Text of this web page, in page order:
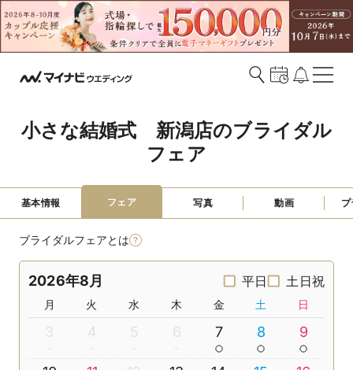
小さな結婚式　新潟店のブライダル
フェア
基本情報 フェア 写真 動画
ブライダルフェアとは
2026年8月 平日 土日祝
月 火 水 木 金 土 日
3 4 5 6 7 8 9